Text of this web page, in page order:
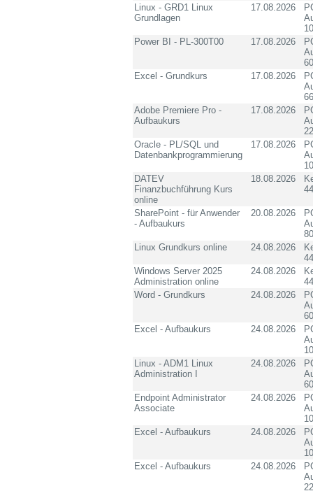
Linux - GRD1 Linux
Grundlagen
17.08.2026
Power BI - PL-300T00
17.08.2026
Excel - Grundkurs
17.08.2026
Adobe Premiere Pro -
Aufbaukurs
17.08.2026
Oracle - PL/SQL und
Datenbankprogrammierung
17.08.2026
DATEV
Finanzbuchführung Kurs
online
18.08.2026
SharePoint - für Anwender
- Aufbaukurs
20.08.2026
Linux Grundkurs online
24.08.2026
Windows Server 2025
Administration online
24.08.2026
Word - Grundkurs
24.08.2026
Excel - Aufbaukurs
24.08.2026
Linux - ADM1 Linux
Administration I
24.08.2026
Endpoint Administrator
Associate
24.08.2026
Excel - Aufbaukurs
24.08.2026
Excel - Aufbaukurs
24.08.2026